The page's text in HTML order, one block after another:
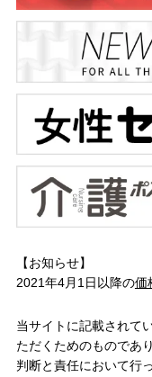
【お知らせ】
2021年4月1日以降の価
当サイトに記載されて
ただくためのものであ
判断と責任において行